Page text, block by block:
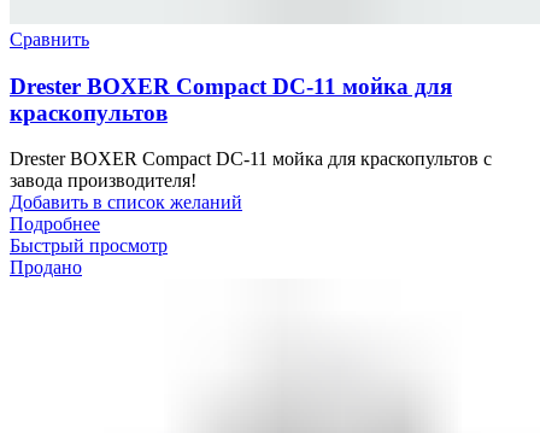
Сравнить
Drester BOXER Compact DC-11 мойка для
краскопультов
Drester BOXER Compact DC-11 мойка для краскопультов с
завода производителя!
Добавить в список желаний
Подробнее
Быстрый просмотр
Продано